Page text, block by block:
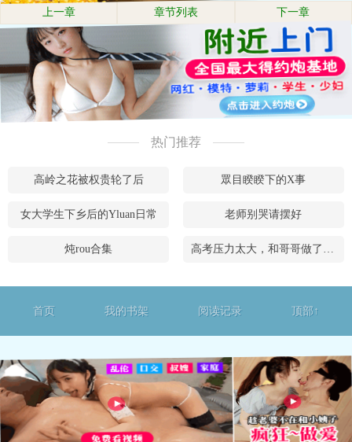
上一章 章节列表 下一章
热门推荐
高岭之花被权贵轮了后 眾目睽睽下的X事
女大学生下乡后的Yluan日常 老师别哭请摆好
炖rou合集 高考压力太大，和哥哥做了什么
首页 我的书架 阅读记录 顶部↑